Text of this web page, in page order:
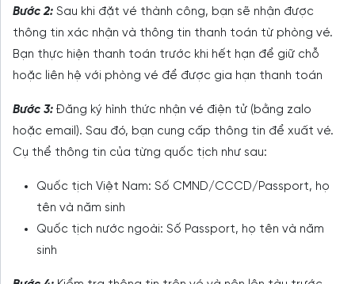
Bước 2: Sau khi đặt vé thành công, bạn sẽ nhận được
thông tin xác nhận và thông tin thanh toán từ phòng vé.
Bạn thực hiện thanh toán trước khi hết hạn để giữ chỗ
hoặc liên hệ với phòng vé để được gia hạn thanh toán
Bước 3: Đăng ký hình thức nhận vé điện tử (bằng zalo
hoặc email). Sau đó, bạn cung cấp thông tin để xuất vé.
Cụ thể thông tin của từng quốc tịch như sau:
Quốc tịch Việt Nam: Số CMND/CCCD/Passport, họ
tên và năm sinh
Quốc tịch nước ngoài: Số Passport, họ tên và năm
sinh